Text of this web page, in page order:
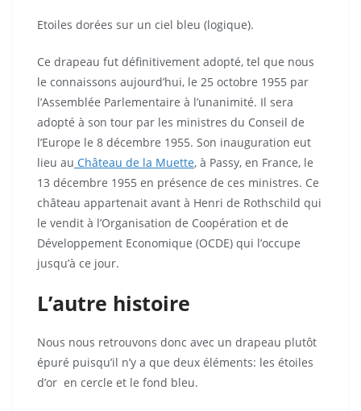
Etoiles dorées sur un ciel bleu (logique).
Ce drapeau fut définitivement adopté, tel que nous
le connaissons aujourd’hui, le 25 octobre 1955 par
l’Assemblée Parlementaire à l’unanimité. Il sera
adopté à son tour par les ministres du Conseil de
l’Europe le 8 décembre 1955. Son inauguration eut
lieu au Château de la Muette, à Passy, en France, le
13 décembre 1955 en présence de ces ministres. Ce
château appartenait avant à Henri de Rothschild qui
le vendit à l’Organisation de Coopération et de
Développement Economique (OCDE) qui l’occupe
jusqu’à ce jour.
L’autre histoire
Nous nous retrouvons donc avec un drapeau plutôt
épuré puisqu’il n’y a que deux éléments: les étoiles
d’or en cercle et le fond bleu.